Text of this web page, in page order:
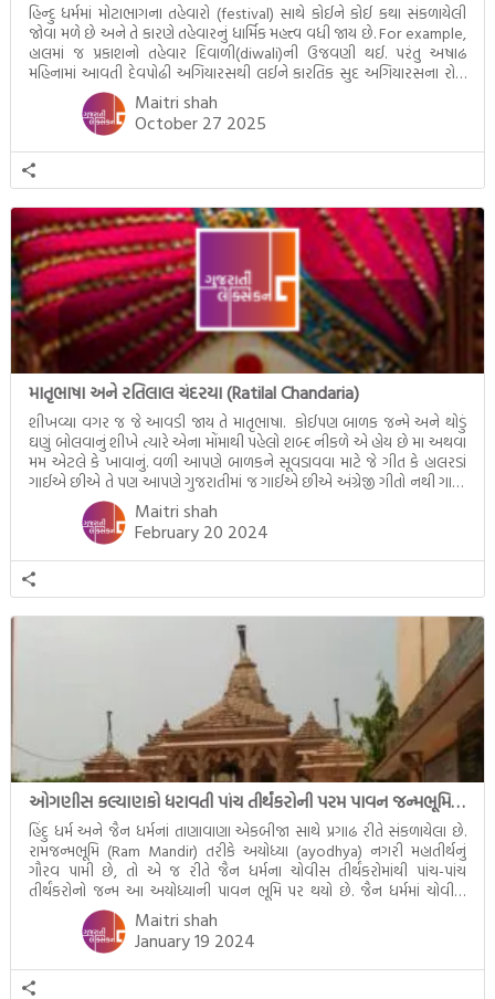
હિન્દુ ધર્મમાં મોટાભાગના તહેવારો (festival) સાથે કોઈને કોઈ કથા સંકળાયેલી
જોવા મળે છે અને તે કારણે તહેવારનું ધાર્મિક મહત્ત્વ વધી જાય છે. For example,
હાલમાં જ પ્રકાશનો તહેવાર દિવાળી(diwali)ની ઉજવણી થઈ. પરંતુ અષાઢ
મહિનામાં આવતી દેવપોઢી અગિયારસથી લઈને કારતિક સુદ અગિયારસના રોજ
આવતી દેવ ઊઠી અગિયારસ વચ્ચે મોટેભાગે યજ્ઞોપવીત સંસ્કાર, લગ્ન,
દીક્ષાગ્રહણ, યજ્ઞ, ગૃહપ્રવેશ જેવા […]
Maitri shah
October 27 2025
માતૃભાષા અને રતિલાલ ચંદરયા (Ratilal Chandaria)
શીખવ્યા વગર જ જે આવડી જાય તે માતૃભાષા. કોઈપણ બાળક જન્મે અને થોડું
ઘણું બોલવાનું શીખે ત્યારે એના મોંમાથી પહેલો શબ્દ નીકળે એ હોય છે મા અથવા
મમ એટલે કે ખાવાનું. વળી આપણે બાળકને સૂવડાવવા માટે જે ગીત કે હાલરડાં
ગાઈએ છીએ તે પણ આપણે ગુજરાતીમાં જ ગાઈએ છીએ અંગ્રેજી ગીતો નથી ગાતા.
આમ બાળકને […]
Maitri shah
February 20 2024
ઓગણીસ કલ્યાણકો ધરાવતી પાંચ તીર્થંકરોની પરમ પાવન જન્મભૂમિ – અયોધ્યા (Ayodhya)
હિંદુ ધર્મ અને જૈન ધર્મનાં તાણાવાણા એકબીજા સાથે પ્રગાઢ રીતે સંકળાયેલા છે.
રામજન્મભૂમિ (Ram Mandir) તરીકે અયોધ્યા (ayodhya) નગરી મહાતીર્થનું
ગૌરવ પામી છે, તો એ જ રીતે જૈન ધર્મના ચોવીસ તીર્થંકરોમાંથી પાંચ-પાંચ
તીર્થંકરોનો જન્મ આ અયોધ્યાની પાવન ભૂમિ પર થયો છે. જૈન ધર્મમાં ચોવીસ
તીર્થંકરોમાંથી પાંચ-પાંચ તીર્થંકરોનાં કલ્યાણકો અહીં આવ્યાં છે. દરેક તીર્થંકરના
જીવનની ચ્યવન(માતાના […]
Maitri shah
January 19 2024